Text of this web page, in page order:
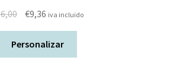
€9,36 iva incluido
Personalizar